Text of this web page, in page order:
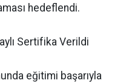
hedeflendi.
Sertifika Verildi
eğitimi başarıyla